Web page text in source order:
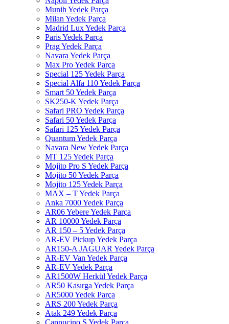
Munih Yedek Parça
Milan Yedek Parça
Madrid Lux Yedek Parça
Paris Yedek Parça
Prag Yedek Parça
Navara Yedek Parça
Max Pro Yedek Parça
Special 125 Yedek Parça
Special Alfa 110 Yedek Parça
Smart 50 Yedek Parça
SK250-K Yedek Parça
Safari PRO Yedek Parça
Safari 50 Yedek Parça
Safari 125 Yedek Parça
Quantum Yedek Parça
Navara New Yedek Parça
MT 125 Yedek Parça
Mojito Pro S Yedek Parça
Mojito 50 Yedek Parça
Mojito 125 Yedek Parça
MAX – T Yedek Parça
Anka 7000 Yedek Parça
AR06 Yebere Yedek Parça
AR 10000 Yedek Parça
AR 150 – 5 Yedek Parça
AR-EV Pickup Yedek Parça
AR150-A JAGUAR Yedek Parça
AR-EV Van Yedek Parça
AR-EV Yedek Parça
AR1500W Herkül Yedek Parça
AR50 Kasırga Yedek Parça
AR5000 Yedek Parça
ARS 200 Yedek Parça
Atak 249 Yedek Parça
Cappucino S Yedek Parça